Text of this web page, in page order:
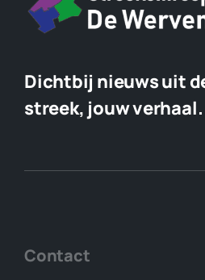
Dichtbij nieuws uit
streek, jouw verhaal.
Contact